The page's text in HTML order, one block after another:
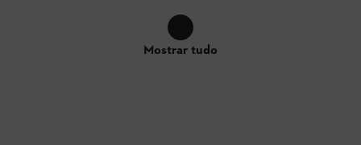
Mostrar tudo